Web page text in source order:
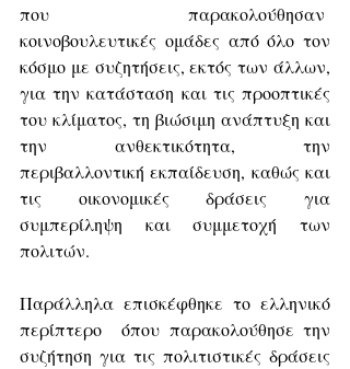
που παρακολούθησαν
κοινοβουλευτικές ομάδες από όλο τον
κόσμο με συζητήσεις, εκτός των άλλων,
για την κατάσταση και τις προοπτικές
του κλίματος, τη βιώσιμη ανάπτυξη και
την ανθεκτικότητα, την
περιβαλλοντική εκπαίδευση, καθώς και
τις οικονομικές δράσεις για
συμπερίληψη και συμμετοχή των
πολιτών.
Παράλληλα επισκέφθηκε το ελληνικό
περίπτερο  όπου παρακολούθησε την
συζήτηση για τις πολιτιστικές δράσεις